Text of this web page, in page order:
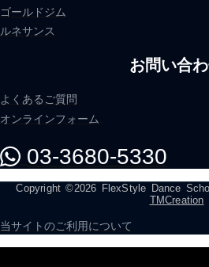
ゴールドジム
ルネサンス
お問い合
よくあるご質問
オンラインフォーム
03-3680-5330
Copyright ©2026 FlexStyle Dance
TMCreation
当サイトのご利用について